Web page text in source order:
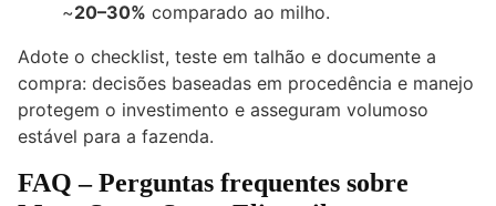
~20–30% comparado ao milho.
Adote o checklist, teste em talhão e documente a
compra: decisões baseadas em procedência e manejo
protegem o investimento e asseguram volumoso
estável para a fazenda.
FAQ – Perguntas frequentes sobre